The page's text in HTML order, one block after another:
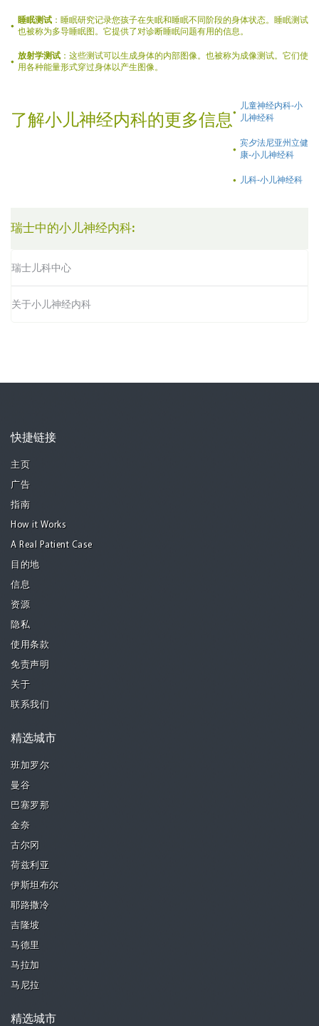
睡眠测试 ：睡眠研究记录您孩子在失眠和睡眠不同阶段的身体状态。睡眠测试
也被称为多导睡眠图。它提供了对诊断睡眠问题有用的信息。
放射学测试 ：这些测试可以生成身体的内部图像。也被称为成像测试。它们使
用各种能量形式穿过身体以产生图像。
了解小儿神经内科的更多信息
儿童神经内科-小
儿神经科
宾夕法尼亚州立健
康-小儿神经科
儿科-小儿神经科
瑞士中的小儿神经内科:
瑞士儿科中心
关于小儿神经内科
快捷链接
主页
广告
指南
How it Works
A Real Patient Case
目的地
信息
资源
隐私
使用条款
免责声明
关于
联系我们
精选城市
班加罗尔
曼谷
巴塞罗那
金奈
古尔冈
荷兹利亚
伊斯坦布尔
耶路撒冷
吉隆坡
马德里
马拉加
马尼拉
精选城市